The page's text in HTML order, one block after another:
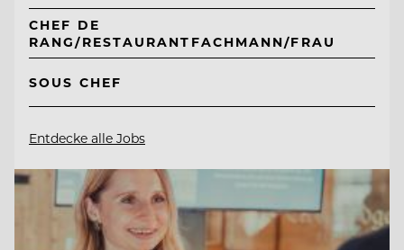
CHEF DE
RANG/RESTAURANTFACHMANN/FRAU
SOUS CHEF
Entdecke alle Jobs